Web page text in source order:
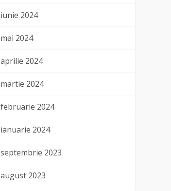
iunie 2024
mai 2024
aprilie 2024
martie 2024
februarie 2024
ianuarie 2024
septembrie 2023
august 2023